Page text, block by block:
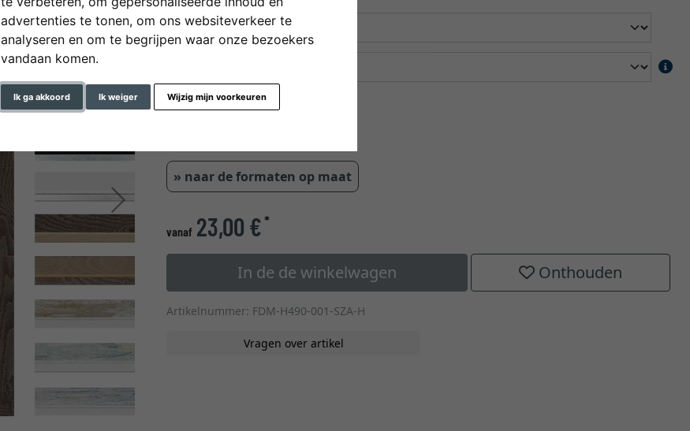
advertenties te tonen, om ons websiteverkeer te
analyseren en om te begrijpen waar onze bezoekers
vandaan komen.
Ik ga akkoord Ik weiger Wijzig mijn voorkeuren
Verder
kleur
» naar de formaten op maat
vanaf 23,00 €*
In de de winkelwagen Onthouden
Artikelnummer: FDM-H490-001-SZA-H
Vragen over artikel